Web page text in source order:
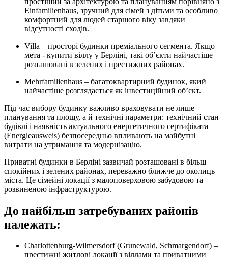
Einfamilienhaus, зручний для сімей з дітьми та особливо
комфортний для людей старшого віку завдяки
відсутності сходів.
Villa – просторі будинки преміального сегмента. Якщо
мета - купити віллу у Берліні, такі об’єкти найчастіше
розташовані в зелених і престижних районах.
Mehrfamilienhaus – багатоквартирний будинок, який
найчастіше розглядається як інвестиційний об’єкт.
Під час вибору будинку важливо враховувати не лише
планування та площу, а й технічні параметри: технічний стан
будівлі і наявність актуального енергетичного сертифіката
(Energieausweis) безпосередньо впливають на майбутні
витрати на утримання та модернізацію.
Приватні будинки в Берліні зазвичай розташовані в більш
спокійних і зелених районах, переважно ближче до околиць
міста. Це сімейні локації з малоповерховою забудовою та
розвиненою інфраструктурою.
До найбільш затребуваних районів
належать:
Charlottenburg-Wilmersdorf (Grunewald, Schmargendorf) –
престижні житлові локації з віллами та приватними